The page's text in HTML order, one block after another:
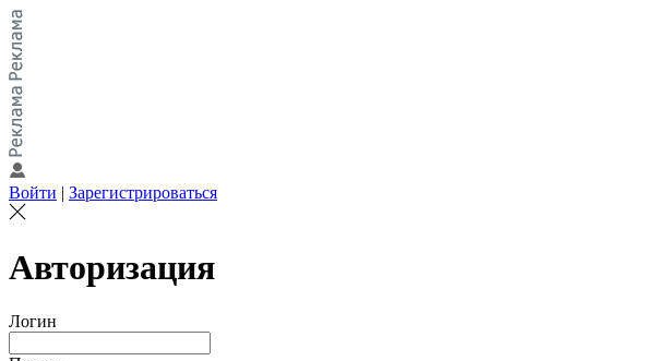
Войти | Зарегистрироваться
Авторизация
Логин